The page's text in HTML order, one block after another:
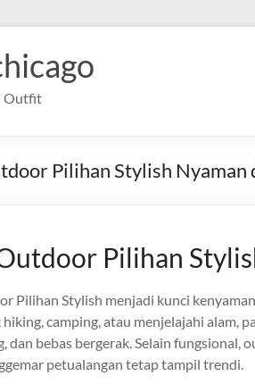
Outfit
Pilihan Stylish Nyaman
Pilihan
Pilihan Stylish menjadi kunci
hiking, camping, atau menjelajahi alam,
dan bebas bergerak. Selain
petualangan tetap tampil trendi.